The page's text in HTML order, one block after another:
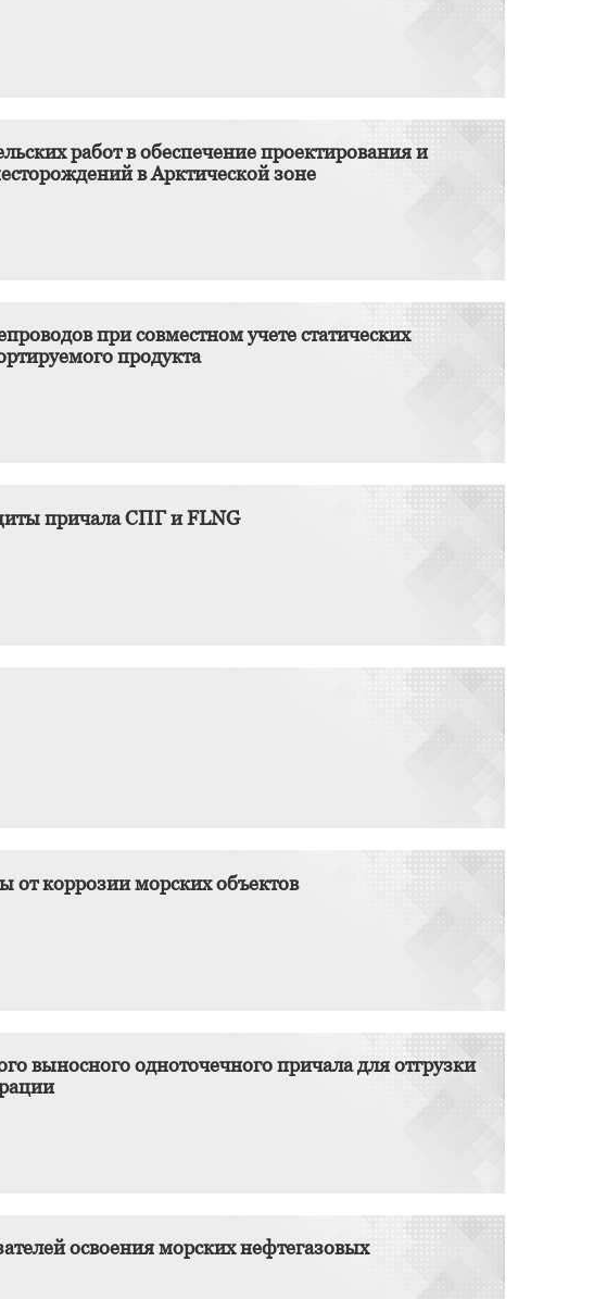
работ в обеспечение проектирования и
в Арктической зоне
при совместном учете статических
продукта
причала СПГ и FLNG
от коррозии морских объектов
выносного одноточечного причала для отгрузки
освоения морских нефтегазовых